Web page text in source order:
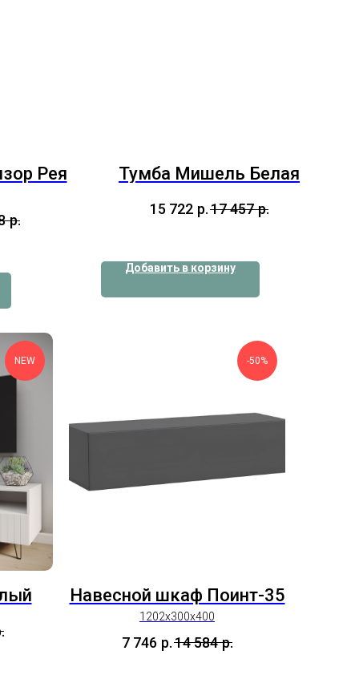
Рея
р.
Тумба Мишель Белая
15 722 р.17 457 р.
Добавить в корзину
NEW -50%
Навесной шкаф Поинт-35
1202х300х400
7 746 р.14 584 р.